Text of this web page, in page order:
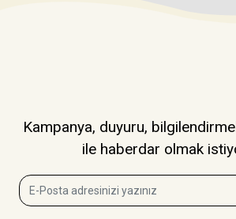
Kampanya, duyuru,
ile haberdar olmak